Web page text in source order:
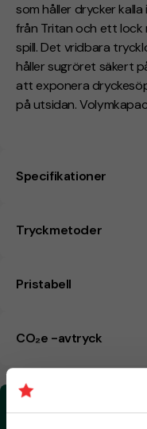
som håller drycker
från Tritan och ett
spill. Det vridbara
håller sugröret säkert
att exponera
på utsidan.
Specifikationer
Tryckmetoder
Pristabell
CO₂e -avtryck